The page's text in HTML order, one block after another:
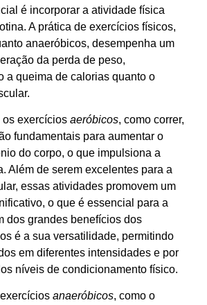
é incorporar a atividade física
A prática de exercícios físicos,
anaeróbicos, desempenha um
da perda de peso,
a queima de calorias quanto o
os exercícios aeróbicos, como correr,
fundamentais para aumentar o
do corpo, o que impulsiona a
Além de serem excelentes para a
essas atividades promovem um
o que é essencial para a
dos grandes benefícios dos
é a sua versatilidade, permitindo
em diferentes intensidades e por
níveis de condicionamento físico.
anaeróbicos, como o